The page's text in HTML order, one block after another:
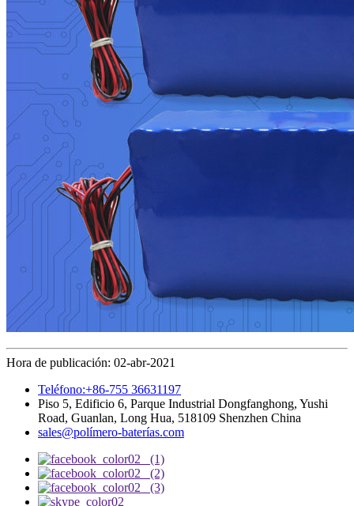
Hora de publicación: 02-abr-2021
Teléfono:+86-755 36631197
Piso 5, Edificio 6, Parque Industrial Dongfanghong, Yushi
Road, Guanlan, Long Hua, 518109 Shenzhen China
sales@polímero-baterías.com